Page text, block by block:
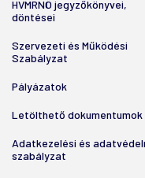
HVMRNÖ jegyzőkönyvei,
döntései
Szervezeti és Működési
Szabályzat
Pályázatok
Letölthető dokumentumok
Adatkezelési és
szabályzat